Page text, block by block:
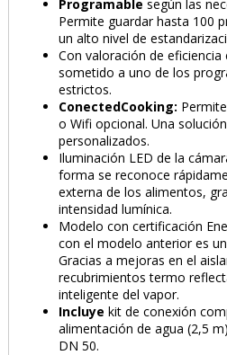
Programablesegún las
Permite guardar hasta 100
un alto nivel de
Con valoración de eficiencia
sometido a uno de los
estrictos.
ConectedCooking:
o Wifi opcional. Una
personalizados.
Iluminación LED de la
forma se reconoce
externa de los alimentos,
intensidad lumínica.
Modelo con certificación
con el modelo anterior es
Gracias a mejoras en el
recubrimientos termo
inteligente del vapor.
Incluyekit de conexión
alimentación de agua (2,5
DN 50.